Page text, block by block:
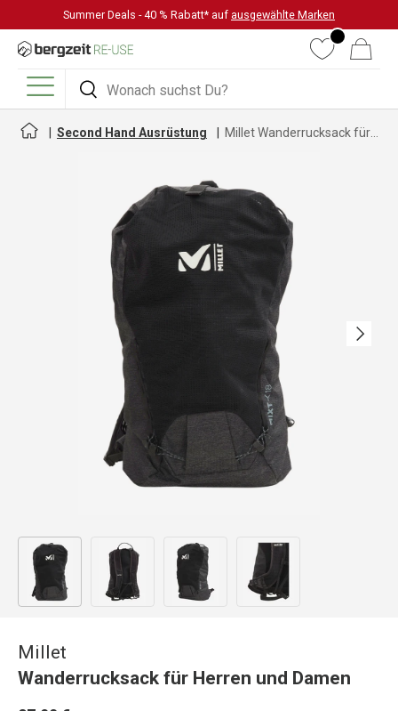
DIREKT ZUM INHALT
Summer Deals - 40 % Rabatt* auf ausgewählte Marken
Suchen
Suchen
WunschlisteWarenkorb
Menü
Second Hand Ausrüstung
Nächste
Bild 1 in Galerieansicht laden
Millet
Wanderrucksack für Herren und Damen